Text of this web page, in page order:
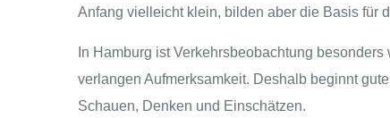
Anfang vielleicht klein, bilden aber die Basis für
In Hamburg ist Verkehrsbeobachtung
verlangen Aufmerksamkeit. Deshalb beginnt
Schauen, Denken und Einschätzen.